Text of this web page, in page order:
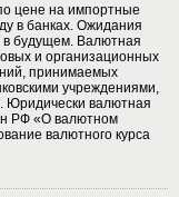
цене на импортные
в банках. Ожидания
в будущем. Валютная
и организационных
принимаемых
учреждениями,
валютная
РФ «О валютном
валютного курса